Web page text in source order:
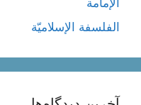
الإمامة
الفلسفة الإسلاميّة